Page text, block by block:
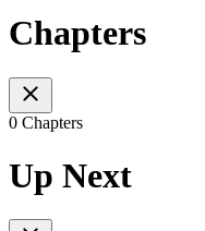
Chapters
0 Chapters
Up Next